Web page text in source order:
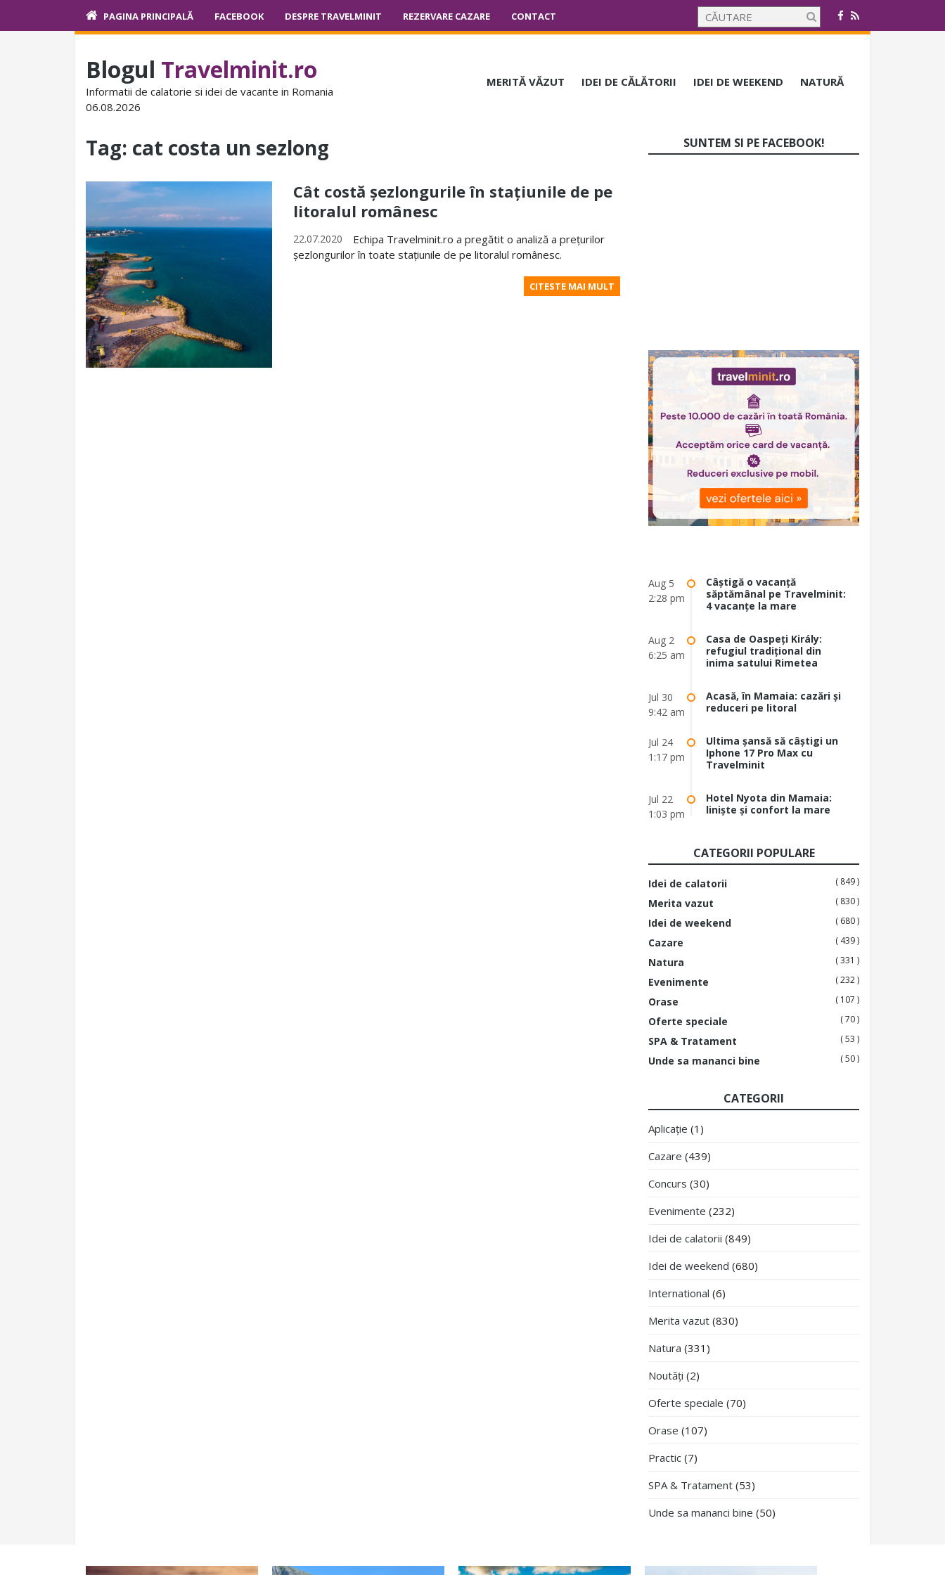
PAGINA PRINCIPALĂ FACEBOOK DESPRE TRAVELMINIT REZERVARE CAZARE CONTACT
Blogul Travelminit.ro
Informatii de calatorie si idei de vacante in Romania
06.08.2026
MERITĂ VĂZUT IDEI DE CĂLĂTORII IDEI DE WEEKEND NATURĂ
Tag: cat costa un sezlong
Cât costă șezlongurile în stațiunile de pe
litoralul românesc
22.07.2020
Echipa Travelminit.ro a pregătit o analiză a prețurilor
șezlongurilor în toate stațiunile de pe litoralul românesc.
CITESTE MAI MULT
SUNTEM SI PE FACEBOOK!
Aug 5
2:28 pm
Câștigă o vacanță
săptămânal pe Travelminit:
4 vacanțe la mare
Aug 2
6:25 am
Casa de Oaspeți Király:
refugiul tradițional din
inima satului Rimetea
Jul 30
9:42 am
Acasă, în Mamaia: cazări și
reduceri pe litoral
Jul 24
1:17 pm
Ultima șansă să câștigi un
Iphone 17 Pro Max cu
Travelminit
Jul 22
1:03 pm
Hotel Nyota din Mamaia:
liniște și confort la mare
CATEGORII POPULARE
Idei de calatorii ( 849 )
Merita vazut ( 830 )
Idei de weekend ( 680 )
Cazare ( 439 )
Natura ( 331 )
Evenimente ( 232 )
Orase ( 107 )
Oferte speciale ( 70 )
SPA & Tratament ( 53 )
Unde sa mananci bine ( 50 )
CATEGORII
Aplicație (1)
Cazare (439)
Concurs (30)
Evenimente (232)
Idei de calatorii (849)
Idei de weekend (680)
International (6)
Merita vazut (830)
Natura (331)
Noutăți (2)
Oferte speciale (70)
Orase (107)
Practic (7)
SPA & Tratament (53)
Unde sa mananci bine (50)